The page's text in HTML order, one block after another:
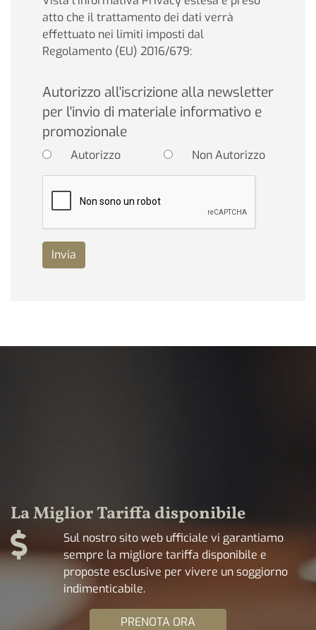
atto che il trattamento dei dati verrà
effettuato nei limiti imposti dal
Regolamento (EU) 2016/679:
Autorizzo all'iscrizione alla newsletter
per l'invio di materiale informativo e
promozionale
Autorizzo Non Autorizzo
Invia
La Miglior Tariffa disponibile
Sul nostro sito web ufficiale vi garantiamo
sempre la migliore tariffa disponibile e
proposte esclusive per vivere un soggiorno
indimenticabile.
PRENOTA ORA